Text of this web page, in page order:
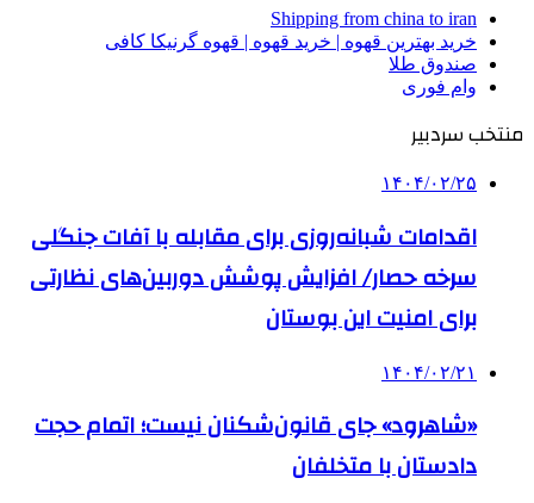
Shipping from china to iran
خرید بهترین قهوه | خرید قهوه | قهوه گرنیکا کافی
صندوق طلا
وام فوری
منتخب سردبیر
۱۴۰۴/۰۲/۲۵
اقدامات شبانه‌روزی برای مقابله با آفات جنگلی
سرخه حصار/ افزایش پوشش دوربین‌های نظارتی
برای امنیت این بوستان
۱۴۰۴/۰۲/۲۱
«شاهرود» جای قانون‌شکنان نیست؛ اتمام حجت
دادستان با متخلفان